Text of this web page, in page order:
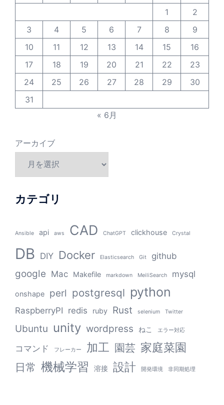
1
2
3
4 5 6 7 8
9
10
11 12 13 14 15
16
17
18 19 20 21 22
23
24
25 26 27 28 29
30
31
« 6月
アーカイブ
カテゴリ
Ansible api aws CAD ChatGPT clickhouse Crystal
DB DIY Docker Elasticsearch Git github
google Mac Makefile markdown MeiliSearch mysql
onshape perl postgresql python
RaspberryPI redis ruby Rust selenium Twitter
Ubuntu unity wordpress ねこ エラー対応
コマンド フレーカー 加工 園芸 家庭菜園
日常 機械学習 溶接 設計 開発環境 非同期処理